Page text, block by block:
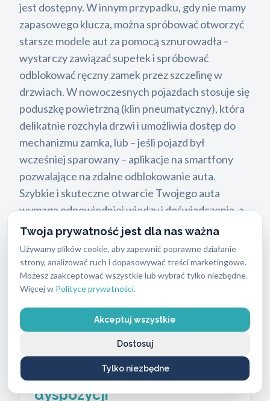
Twoja prywatność jest dla nas ważna
Używamy plików cookie, aby zapewnić poprawne działanie
strony, analizować ruch i dopasowywać treści marketingowe.
Możesz zaakceptować wszystkie lub wybrać tylko niezbędne.
Więcej w Polityce prywatności.
Akceptuj wszystkie
Tylko niezbędne
Dostosuj
jest dostępny. W innym przypadku, gdy nie mamy
zapasowego klucza, można spróbować otworzyć
starsze modele aut za pomocą sznurowadła –
wystarczy zawiązać supełek i spróbować
odblokować ręczny zamek przez szczelinę w
drzwiach. W nowoczesnych pojazdach stosuje się
poduszkę powietrzną (klin pneumatyczny), która
delikatnie rozchyla drzwi i umożliwia dostęp do
mechanizmu zamka, lub – jeśli pojazd był
wcześniej sparowany – aplikacje na smartfony
pozwalające na zdalne odblokowanie auta.
Szybkie i skuteczne otwarcie Twojego auta
wymaga odpowiedniej wiedzy i doświadczenia, a
dobór metody zależy od modelu pojazdu oraz
zależności między typem zamka, elektroniką i
zabezpieczeniami. WABC Zabezpieczeń
używamy specjalistyczny sprzęt i jesteśmy w
stanieszybkoi bez uszkodzeń otworzyć Twoje
auto – sprawdź naszą skuteczność i
profesjonalizm.
Jesteśmydo Twojej
dyspozycji